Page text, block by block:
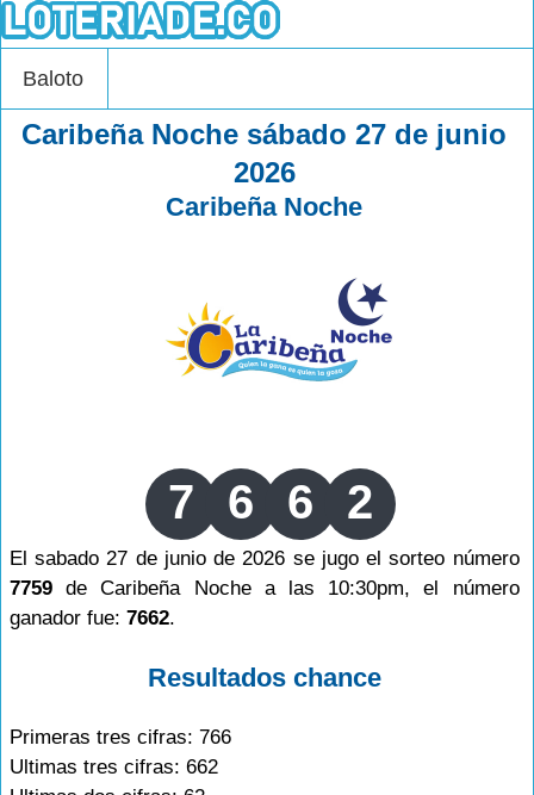
Baloto
Caribeña Noche sábado 27 de junio
2026
Caribeña Noche
7 6 6 2
El sabado 27 de junio de 2026 se jugo el sorteo número
7759 de Caribeña Noche a las 10:30pm, el número
ganador fue: 7662.
Resultados chance
Primeras tres cifras: 766
Ultimas tres cifras: 662